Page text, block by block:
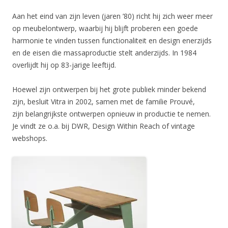
Aan het eind van zijn leven (jaren ’80) richt hij zich weer meer
op meubelontwerp, waarbij hij blijft proberen een goede
harmonie te vinden tussen functionaliteit en design enerzijds
en de eisen die massaproductie stelt anderzijds. In 1984
overlijdt hij op 83-jarige leeftijd.
Hoewel zijn ontwerpen bij het grote publiek minder bekend
zijn, besluit Vitra in 2002, samen met de familie Prouvé,
zijn belangrijkste ontwerpen opnieuw in productie te nemen.
Je vindt ze o.a. bij DWR, Design Within Reach of vintage
webshops.